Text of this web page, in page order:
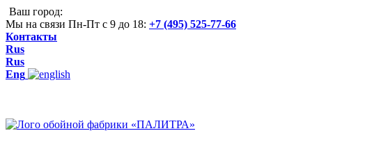
Ваш город:
Мы на связи Пн-Пт с 9 до 18: +7 (495) 525-77-66
Контакты
Rus
Rus
Eng